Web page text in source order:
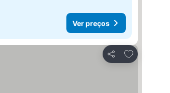
Ver preços
Partilhar
Adicionar